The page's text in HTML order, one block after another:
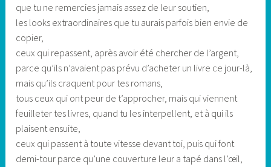
que tu ne remercies jamais assez de leur soutien,
les looks extraordinaires que tu aurais parfois bien envie de
copier,
ceux qui repassent, après avoir été chercher de l’argent,
parce qu’ils n’avaient pas prévu d’acheter un livre ce jour-là,
mais qu’ils craquent pour tes romans,
tous ceux qui ont peur de t’approcher, mais qui viennent
feuilleter tes livres, quand tu les interpellent, et à qui ils
plaisent ensuite,
ceux qui passent à toute vitesse devant toi, puis qui font
demi-tour parce qu’une couverture leur a tapé dans l’œil,